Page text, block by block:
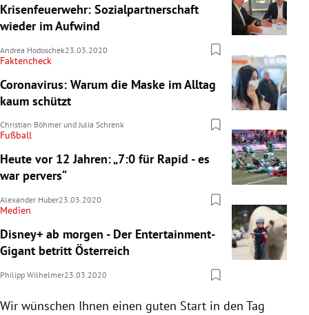
Krisenfeuerwehr: Sozialpartnerschaft
wieder im Aufwind
Andrea Hodoschek23.03.2020
Faktencheck
Coronavirus: Warum die Maske im Alltag
kaum schützt
Christian Böhmer undJulia Schrenk
Fußball
Heute vor 12 Jahren: „7:0 für Rapid - es
war pervers“
Alexander Huber23.03.2020
Medien
Disney+ ab morgen - Der Entertainment-
Gigant betritt Österreich
Philipp Wilhelmer23.03.2020
Wir wünschen Ihnen einen guten Start in den Tag